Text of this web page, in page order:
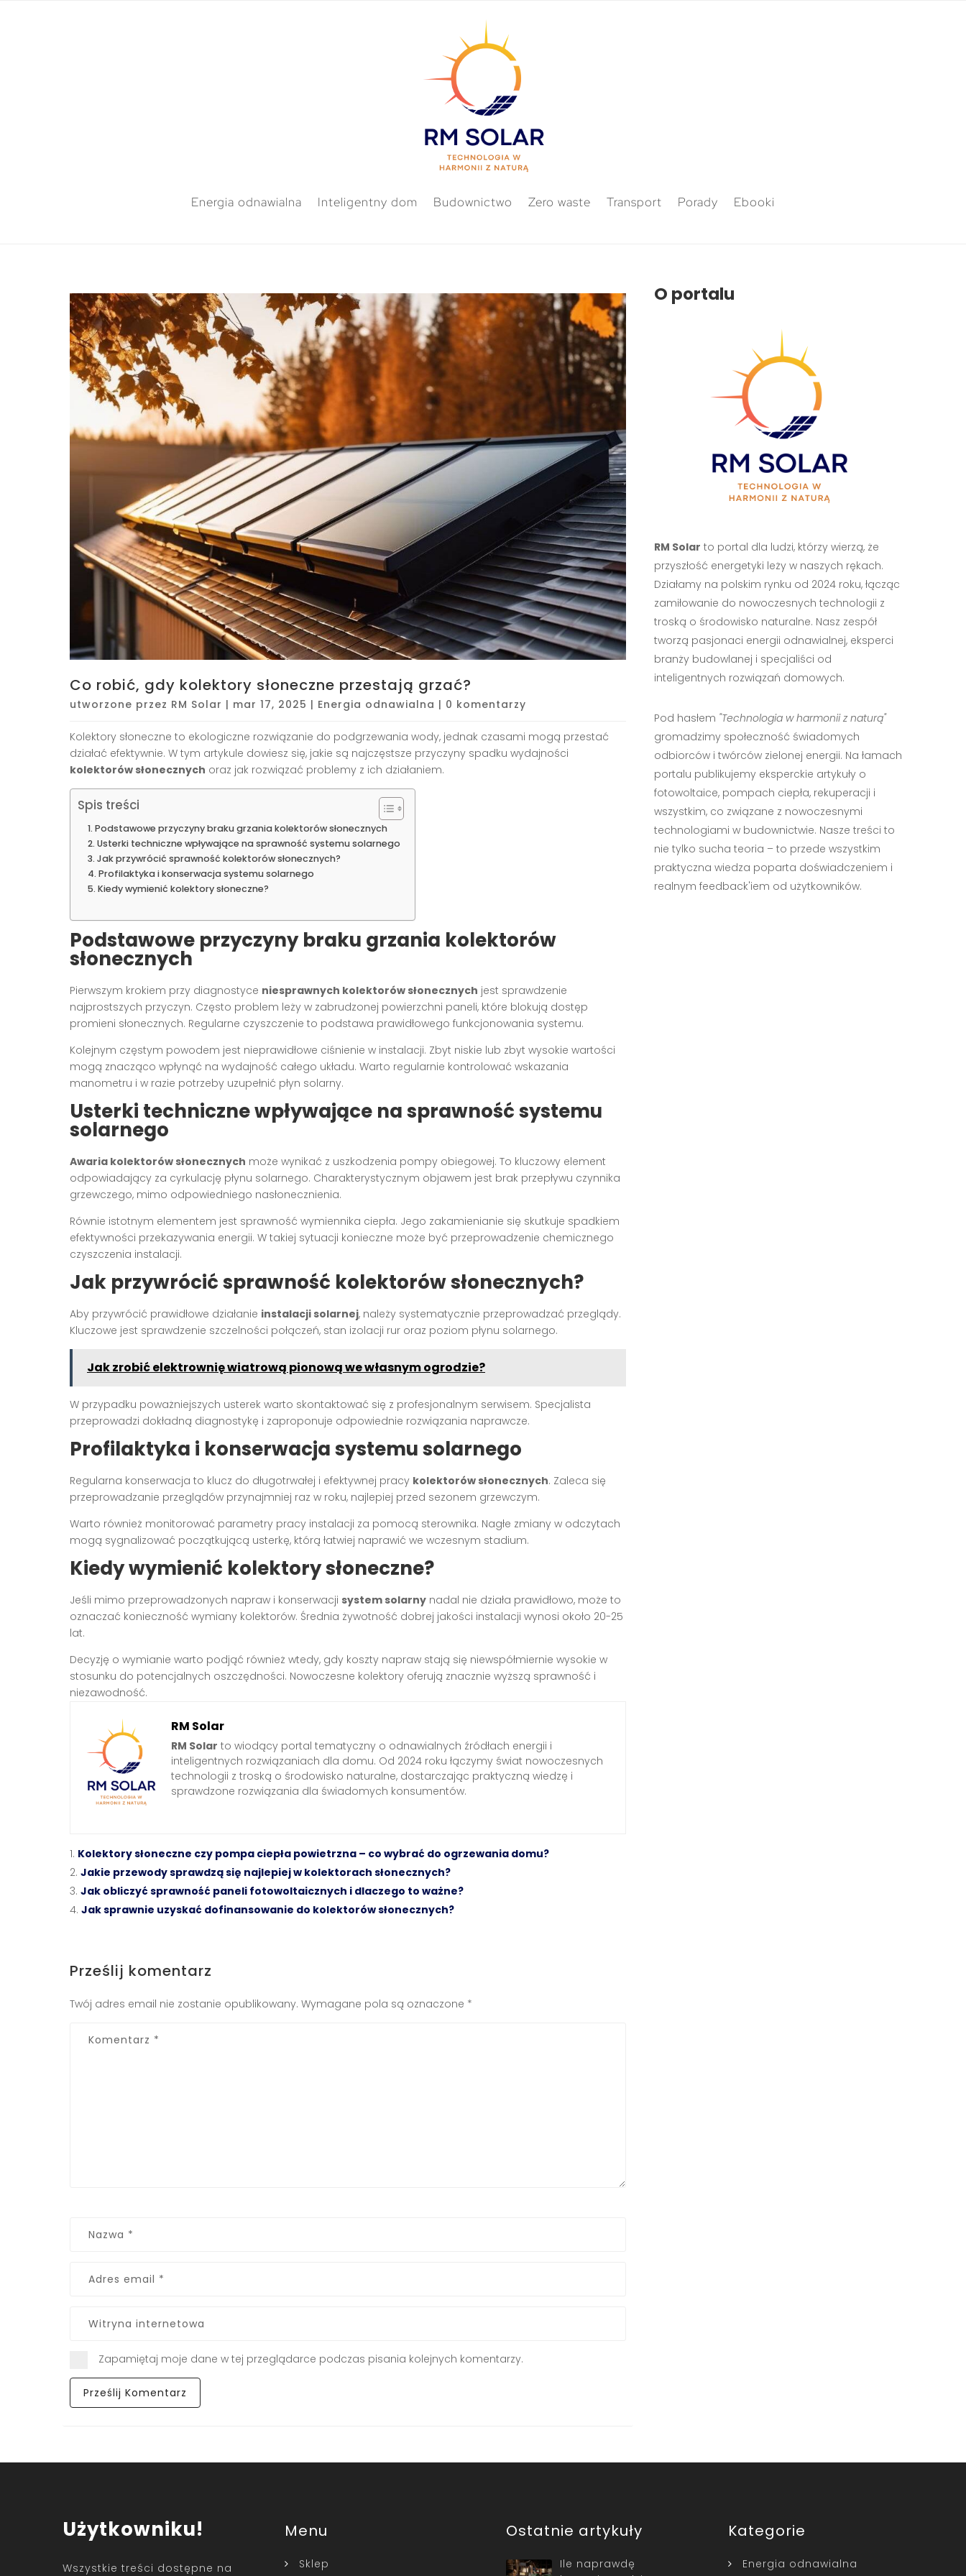
Energia odnawialna Inteligentny dom Budownictwo Zero waste Transport Porady Ebooki
Co robić, gdy kolektory słoneczne przestają grzać?
utworzone przez RM Solar | mar 17, 2025 | Energia odnawialna | 0 komentarzy
Kolektory słoneczne to ekologiczne rozwiązanie do podgrzewania wody, jednak czasami mogą przestać
działać efektywnie. W tym artykule dowiesz się, jakie są najczęstsze przyczyny spadku wydajności
kolektorów słonecznych oraz jak rozwiązać problemy z ich działaniem.
Spis treści
Podstawowe przyczyny braku grzania kolektorów słonecznych
Usterki techniczne wpływające na sprawność systemu solarnego
Jak przywrócić sprawność kolektorów słonecznych?
Profilaktyka i konserwacja systemu solarnego
Kiedy wymienić kolektory słoneczne?
Podstawowe przyczyny braku grzania kolektorów
słonecznych
Pierwszym krokiem przy diagnostyce niesprawnych kolektorów słonecznych jest sprawdzenie
najprostszych przyczyn. Często problem leży w zabrudzonej powierzchni paneli, które blokują dostęp
promieni słonecznych. Regularne czyszczenie to podstawa prawidłowego funkcjonowania systemu.
Kolejnym częstym powodem jest nieprawidłowe ciśnienie w instalacji. Zbyt niskie lub zbyt wysokie wartości
mogą znacząco wpłynąć na wydajność całego układu. Warto regularnie kontrolować wskazania
manometru i w razie potrzeby uzupełnić płyn solarny.
Usterki techniczne wpływające na sprawność systemu
solarnego
Awaria kolektorów słonecznych może wynikać z uszkodzenia pompy obiegowej. To kluczowy element
odpowiadający za cyrkulację płynu solarnego. Charakterystycznym objawem jest brak przepływu czynnika
grzewczego, mimo odpowiedniego nasłonecznienia.
Równie istotnym elementem jest sprawność wymiennika ciepła. Jego zakamienianie się skutkuje spadkiem
efektywności przekazywania energii. W takiej sytuacji konieczne może być przeprowadzenie chemicznego
czyszczenia instalacji.
Jak przywrócić sprawność kolektorów słonecznych?
Aby przywrócić prawidłowe działanie instalacji solarnej, należy systematycznie przeprowadzać przeglądy.
Kluczowe jest sprawdzenie szczelności połączeń, stan izolacji rur oraz poziom płynu solarnego.
Jak zrobić elektrownię wiatrową pionową we własnym ogrodzie?
W przypadku poważniejszych usterek warto skontaktować się z profesjonalnym serwisem. Specjalista
przeprowadzi dokładną diagnostykę i zaproponuje odpowiednie rozwiązania naprawcze.
Profilaktyka i konserwacja systemu solarnego
Regularna konserwacja to klucz do długotrwałej i efektywnej pracy kolektorów słonecznych. Zaleca się
przeprowadzanie przeglądów przynajmniej raz w roku, najlepiej przed sezonem grzewczym.
Warto również monitorować parametry pracy instalacji za pomocą sterownika. Nagłe zmiany w odczytach
mogą sygnalizować początkującą usterkę, którą łatwiej naprawić we wczesnym stadium.
Kiedy wymienić kolektory słoneczne?
Jeśli mimo przeprowadzonych napraw i konserwacji system solarny nadal nie działa prawidłowo, może to
oznaczać konieczność wymiany kolektorów. Średnia żywotność dobrej jakości instalacji wynosi około 20-25
lat.
Decyzję o wymianie warto podjąć również wtedy, gdy koszty napraw stają się niewspółmiernie wysokie w
stosunku do potencjalnych oszczędności. Nowoczesne kolektory oferują znacznie wyższą sprawność i
niezawodność.
RM Solar
RM Solar to wiodący portal tematyczny o odnawialnych źródłach energii i
inteligentnych rozwiązaniach dla domu. Od 2024 roku łączymy świat nowoczesnych
technologii z troską o środowisko naturalne, dostarczając praktyczną wiedzę i
sprawdzone rozwiązania dla świadomych konsumentów.
Kolektory słoneczne czy pompa ciepła powietrzna – co wybrać do ogrzewania domu?
Jakie przewody sprawdzą się najlepiej w kolektorach słonecznych?
Jak obliczyć sprawność paneli fotowoltaicznych i dlaczego to ważne?
Jak sprawnie uzyskać dofinansowanie do kolektorów słonecznych?
Prześlij komentarz
Twój adres email nie zostanie opublikowany. Wymagane pola są oznaczone *
Zapamiętaj moje dane w tej przeglądarce podczas pisania kolejnych komentarzy.
O portalu
RM Solar to portal dla ludzi, którzy wierzą, że
przyszłość energetyki leży w naszych rękach.
Działamy na polskim rynku od 2024 roku, łącząc
zamiłowanie do nowoczesnych technologii z
troską o środowisko naturalne. Nasz zespół
tworzą pasjonaci energii odnawialnej, eksperci
branży budowlanej i specjaliści od
inteligentnych rozwiązań domowych.
Pod hasłem "Technologia w harmonii z naturą"
gromadzimy społeczność świadomych
odbiorców i twórców zielonej energii. Na łamach
portalu publikujemy eksperckie artykuły o
fotowoltaice, pompach ciepła, rekuperacji i
wszystkim, co związane z nowoczesnymi
technologiami w budownictwie. Nasze treści to
nie tylko sucha teoria – to przede wszystkim
praktyczna wiedza poparta doświadczeniem i
realnym feedback'iem od użytkowników.
Użytkowniku!
Wszystkie treści dostępne na
Menu
Sklep
Ostatnie artykuły
Ile naprawdę
Kategorie
Energia odnawialna